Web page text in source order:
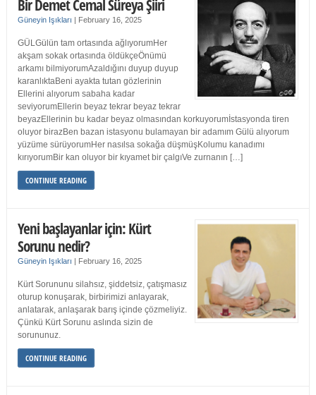
Bir Demet Cemal Süreya Şiiri
Güneyin Işıkları | February 16, 2025
GÜLGülün tam ortasında ağlıyorumHer
akşam sokak ortasında öldükçeÖnümü
arkamı bilmiyorumAzaldığını duyup duyup
karanlıktaBeni ayakta tutan gözlerinin
Ellerini alıyorum sabaha kadar
seviyorumEllerin beyaz tekrar beyaz tekrar
beyazEllerinin bu kadar beyaz olmasından korkuyorumİstasyonda tiren
oluyor birazBen bazan istasyonu bulamayan bir adamım Gülü alıyorum
yüzüme sürüyorumHer nasılsa sokağa düşmüşKolumu kanadımı
kırıyorumBir kan oluyor bir kıyamet bir çalgıVe zurnanın […]
CONTINUE READING
Yeni başlayanlar için: Kürt
Sorunu nedir?
Güneyin Işıkları | February 16, 2025
Kürt Sorununu silahsız, şiddetsiz, çatışmasız
oturup konuşarak, birbirimizi anlayarak,
anlatarak, anlaşarak barış içinde çözmeliyiz.
Çünkü Kürt Sorunu aslında sizin de
sorununuz.
CONTINUE READING